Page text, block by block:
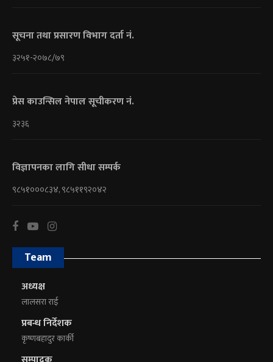
सूचना तथा प्रसारण विभाग दर्ता नं.
३२५१-२०७८/७९
प्रेस काउन्सिल नेपाल सूचीकरण नं.
३२३६
विज्ञापनका लागि सीधा सम्पर्क
९८५१०००८३४, ९८५११९२०४२
Team
अध्यक्ष
लालसरा राई
प्रबन्ध निर्देशक
कृष्णबहादुर कार्की